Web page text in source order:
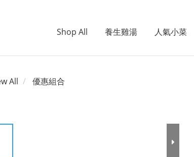
Shop All 養生雞湯 人氣小菜
All 優惠組合